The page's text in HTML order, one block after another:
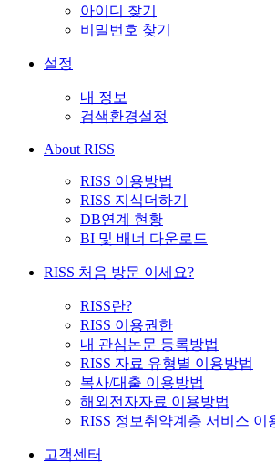
아이디 찾기
비밀번호 찾기
설정
내 정보
검색환경설정
About RISS
RISS 이용방법
RISS 지식더하기
DB연계 현황
BI 및 배너 다운로드
RISS 처음 방문 이세요?
RISS란?
RISS 이용권한
내 관심논문 등록방법
RISS 자료 유형별 이용방법
복사/대출 이용방법
해외전자자료 이용방법
RISS 정보취약계층 서비스 이
고객센터